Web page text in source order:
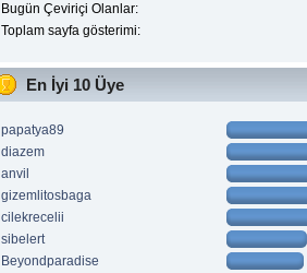
Bugün Çeviriçi Olanlar:
Toplam sayfa gösterimi:
En İyi 10 Üye
papatya89
diazem
anvil
gizemlitosbaga
cilekrecelii
sibelert
Beyondparadise